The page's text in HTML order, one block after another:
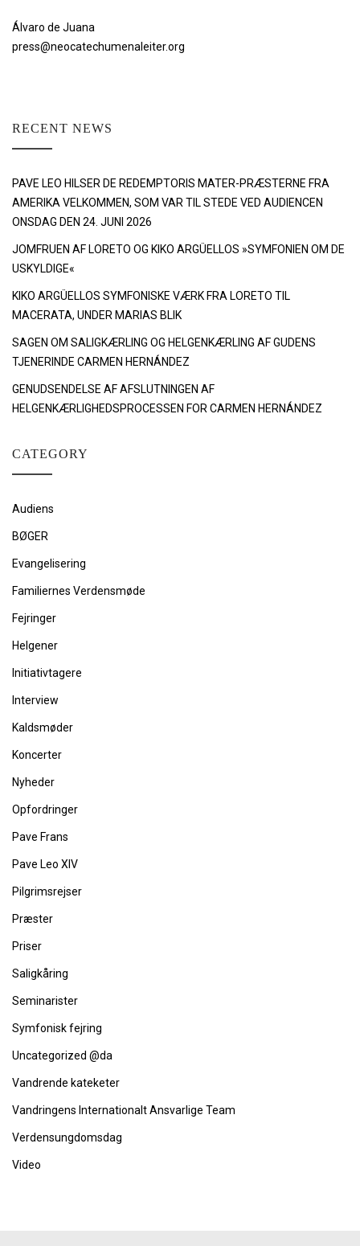
Álvaro de Juana
press@neocatechumenaleiter.org
RECENT NEWS
PAVE LEO HILSER DE REDEMPTORIS MATER-PRÆSTERNE FRA
AMERIKA VELKOMMEN, SOM VAR TIL STEDE VED AUDIENCEN
ONSDAG DEN 24. JUNI 2026
JOMFRUEN AF LORETO OG KIKO ARGÜELLOS »SYMFONIEN OM DE
USKYLDIGE«
KIKO ARGÜELLOS SYMFONISKE VÆRK FRA LORETO TIL
MACERATA, UNDER MARIAS BLIK
SAGEN OM SALIGKÆRLING OG HELGENKÆRLING AF GUDENS
TJENERINDE CARMEN HERNÁNDEZ
GENUDSENDELSE AF AFSLUTNINGEN AF
HELGENKÆRLIGHEDSPROCESSEN FOR CARMEN HERNÁNDEZ
CATEGORY
Audiens
BØGER
Evangelisering
Familiernes Verdensmøde
Fejringer
Helgener
Initiativtagere
Interview
Kaldsmøder
Koncerter
Nyheder
Opfordringer
Pave Frans
Pave Leo XIV
Pilgrimsrejser
Præster
Priser
Saligkåring
Seminarister
Symfonisk fejring
Uncategorized @da
Vandrende kateketer
Vandringens Internationalt Ansvarlige Team
Verdensungdomsdag
Video